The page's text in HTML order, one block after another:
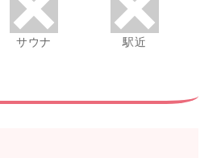
サウナ 駅近